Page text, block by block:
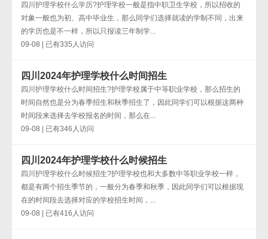
四川护理学校什么学历?护理学校一般是指中职卫生学校，所以招收的
对象一般也为初、高中毕业生，那么同学们选择就读的学制不同，出来
的学历也是不一样，所以只报读三年制学...
09-08 | 已有335人访问
四川2024年护理学校什么时间招生
四川护理学校什么时间招生?护理学校属于中等职业学校，那么招生的
时间自然也是分为春季招生和秋季招生了，因此同学们可以根据这两种
时间段来选择去学校报名的时间，那么在...
09-08 | 已有346人访问
四川2024年护理学校什么时候招生
四川护理学校什么时候招生?护理学校也和大多数中等职业学校一样，
都是有两个招生季节的，一般分为春季和秋季，因此同学们可以根据现
在的时间段去选择对应的学校招生时间，...
09-08 | 已有416人访问